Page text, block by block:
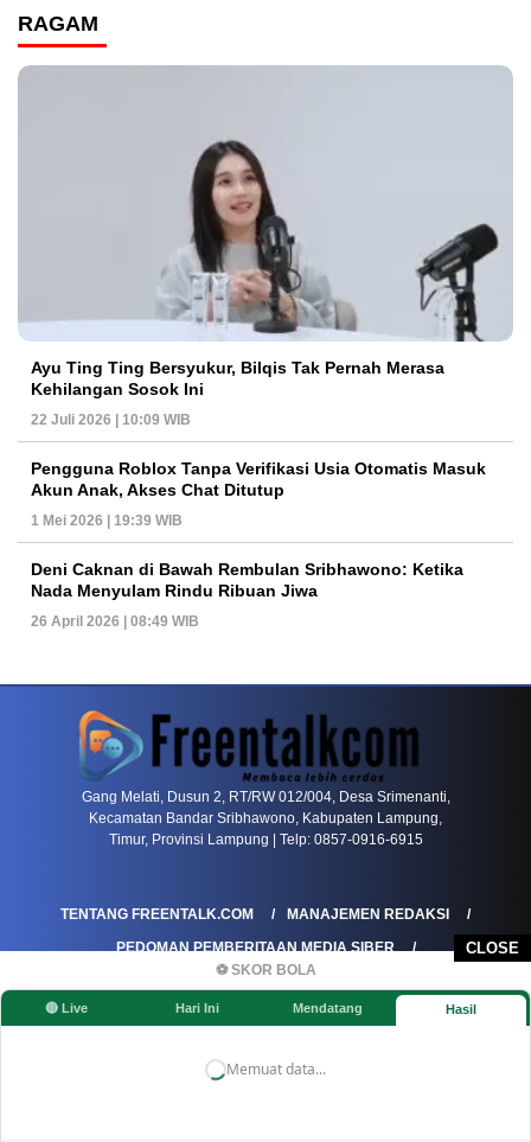
CLOSE
⚽ SKOR BOLA
🔴 Live Hari Ini Mendatang Hasil
Memuat data...
RAGAM
Ayu Ting Ting Bersyukur, Bilqis Tak Pernah Merasa
Kehilangan Sosok Ini
22 Juli 2026 | 10:09 WIB
Pengguna Roblox Tanpa Verifikasi Usia Otomatis Masuk
Akun Anak, Akses Chat Ditutup
1 Mei 2026 | 19:39 WIB
Deni Caknan di Bawah Rembulan Sribhawono: Ketika
Nada Menyulam Rindu Ribuan Jiwa
26 April 2026 | 08:49 WIB
Gang Melati, Dusun 2, RT/RW 012/004, Desa Srimenanti,
Kecamatan Bandar Sribhawono, Kabupaten Lampung,
Timur, Provinsi Lampung | Telp: 0857-0916-6915
TENTANG FREENTALK.COM
MANAJEMEN REDAKSI
PEDOMAN PEMBERITAAN MEDIA SIBER
PEDOMAN PEMBERITAAN RAMAH ANAK
KOREKSI & KLARIFIKASI
KEBIJAKAN IKLAN / ADVERTORIAL